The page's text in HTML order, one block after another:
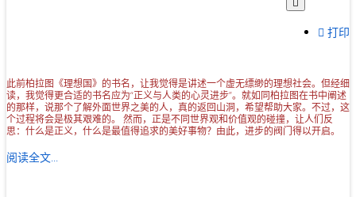
打印
此前柏拉图《理想国》的书名，让我觉得是讲述一个虚无缥缈的理想社会。但经细
读，我觉得更合适的书名应为“正义与人类的心灵进步”。就如同柏拉图在书中阐述
的那样，说那个了解外面世界之美的人，真的返回山洞，希望帮助大家。不过，这
个过程将会是极其艰难的。 然而，正是不同世界观和价值观的碰撞，让人们反
思：什么是正义，什么是最值得追求的美好事物？由此，进步的阀门得以开启。
阅读全文...